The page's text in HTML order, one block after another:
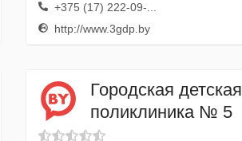
+375 (17) 222-09-...
http://www.3gdp.by
Городская детская
поликлиника № 5